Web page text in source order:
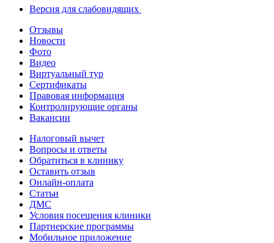
Версия для слабовидящих
Отзывы
Новости
Фото
Видео
Виртуальный тур
Сертификаты
Правовая информация
Контролирующие органы
Вакансии
Налоговый вычет
Вопросы и ответы
Обратиться в клинику
Оставить отзыв
Онлайн-оплата
Статьи
ДМС
Условия посещения клиники
Партнерские программы
Мобильное приложение